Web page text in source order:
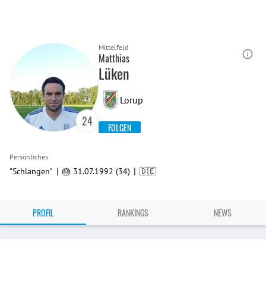
24
Mittelfeld
Matthias
Lüken
Lorup
FOLGEN
Persönliches
"Schlangen" | 🎂 31.07.1992 (34) | 🇩🇪
PROFIL RANKINGS NEWS